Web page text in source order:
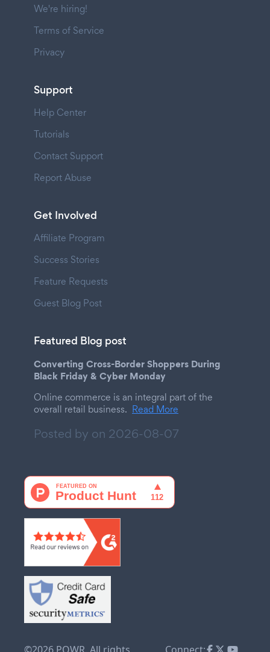
We're hiring!
Terms of Service
Privacy
Support
Help Center
Tutorials
Contact Support
Report Abuse
Get Involved
Affiliate Program
Success Stories
Feature Requests
Guest Blog Post
Featured Blog post
Converting Cross-Border Shoppers During
Black Friday & Cyber Monday
Online commerce is an integral part of the
overall retail business. Read More
Posted by on 2026-08-07